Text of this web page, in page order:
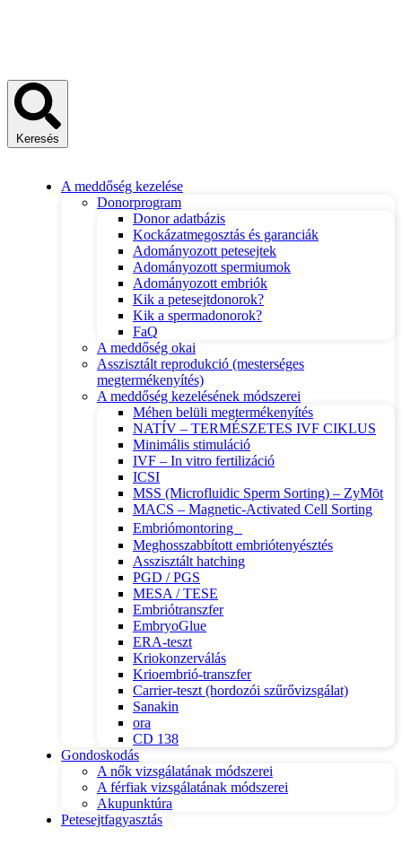
Keresés
A meddőség kezelése
Donorprogram
Donor adatbázis
Kockázatmegosztás és garanciák
Adományozott petesejtek
Adományozott spermiumok
Adományozott embriók
Kik a petesejtdonorok?
Kik a spermadonorok?
FaQ
A meddőség okai
Asszisztált reprodukció (mesterséges
megtermékenyítés)
A meddőség kezelésének módszerei
Méhen belüli megtermékenyítés
NATÍV – TERMÉSZETES IVF CIKLUS
Minimális stimuláció
IVF – In vitro fertilizáció
ICSI
MSS (Microfluidic Sperm Sorting) – ZyMōt
MACS – Magnetic-Activated Cell Sorting
Embriómontoring
Meghosszabbított embriótenyésztés
Asszisztált hatching
PGD / PGS
MESA / TESE
Embriótranszfer
EmbryoGlue
ERA-teszt
Kriokonzerválás
Krioembrió-transzfer
Carrier-teszt (hordozói szűrővizsgálat)
Sanakin
ora
CD 138
Gondoskodás
A nők vizsgálatának módszerei
A férfiak vizsgálatának módszerei
Akupunktúra
Petesejtfagyasztás